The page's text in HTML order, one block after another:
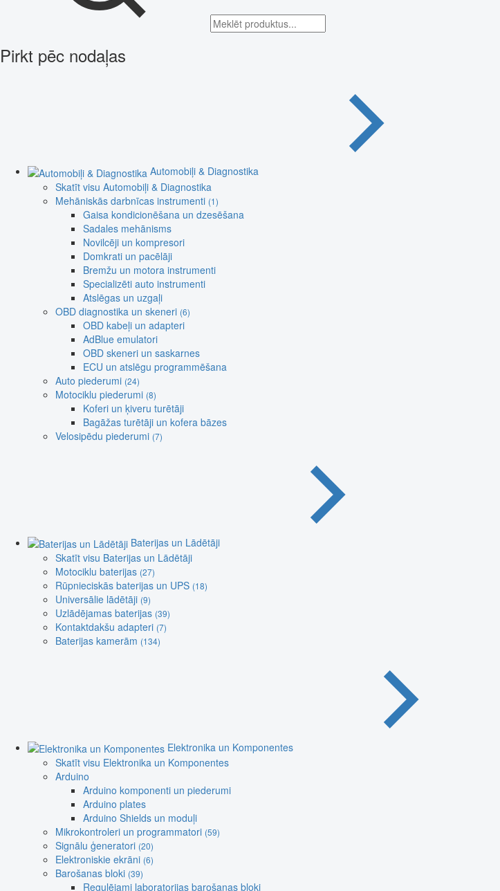
Pirkt pēc nodaļas
Automobiļi & Diagnostika
Skatīt visu Automobiļi & Diagnostika
Mehāniskās darbnīcas instrumenti (1)
Gaisa kondicionēšana un dzesēšana
Sadales mehānisms
Novilcēji un kompresori
Domkrati un pacēlāji
Bremžu un motora instrumenti
Specializēti auto instrumenti
Atslēgas un uzgaļi
OBD diagnostika un skeneri (6)
OBD kabeļi un adapteri
AdBlue emulatori
OBD skeneri un saskarnes
ECU un atslēgu programmēšana
Auto piederumi (24)
Motociklu piederumi (8)
Koferi un ķiveru turētāji
Bagāžas turētāji un kofera bāzes
Velosipēdu piederumi (7)
Baterijas un Lādētāji
Skatīt visu Baterijas un Lādētāji
Motociklu baterijas (27)
Rūpnieciskās baterijas un UPS (18)
Universālie lādētāji (9)
Uzlādējamas baterijas (39)
Kontaktdakšu adapteri (7)
Baterijas kamerām (134)
Elektronika un Komponentes
Skatīt visu Elektronika un Komponentes
Arduino
Arduino komponenti un piederumi
Arduino plates
Arduino Shields un moduļi
Mikrokontroleri un programmatori (59)
Signālu ģeneratori (20)
Elektroniskie ekrāni (6)
Barošanas bloki (39)
Regulējami laboratorijas barošanas bloki